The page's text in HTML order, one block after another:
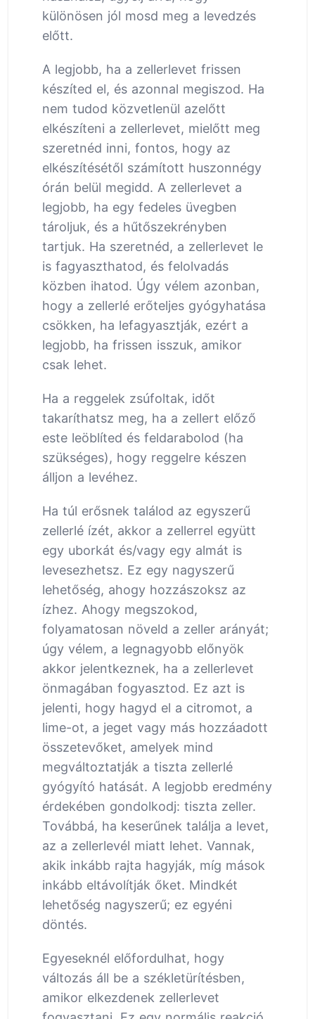
különösen jól mosd meg a levedzés
előtt.
A legjobb, ha a zellerlevet frissen
készíted el, és azonnal megiszod. Ha
nem tudod közvetlenül azelőtt
elkészíteni a zellerlevet, mielőtt meg
szeretnéd inni, fontos, hogy az
elkészítésétől számított huszonnégy
órán belül megidd. A zellerlevet a
legjobb, ha egy fedeles üvegben
tároljuk, és a hűtőszekrényben
tartjuk. Ha szeretnéd, a zellerlevet le
is fagyaszthatod, és felolvadás
közben ihatod. Úgy vélem azonban,
hogy a zellerlé erőteljes gyógyhatása
csökken, ha lefagyasztják, ezért a
legjobb, ha frissen isszuk, amikor
csak lehet.
Ha a reggelek zsúfoltak, időt
takaríthatsz meg, ha a zellert előző
este leöblíted és feldarabolod (ha
szükséges), hogy reggelre készen
álljon a levéhez.
Ha túl erősnek találod az egyszerű
zellerlé ízét, akkor a zellerrel együtt
egy uborkát és/vagy egy almát is
levesezhetsz. Ez egy nagyszerű
lehetőség, ahogy hozzászoksz az
ízhez. Ahogy megszokod,
folyamatosan növeld a zeller arányát;
úgy vélem, a legnagyobb előnyök
akkor jelentkeznek, ha a zellerlevet
önmagában fogyasztod. Ez azt is
jelenti, hogy hagyd el a citromot, a
lime-ot, a jeget vagy más hozzáadott
összetevőket, amelyek mind
megváltoztatják a tiszta zellerlé
gyógyító hatását. A legjobb eredmény
érdekében gondolkodj: tiszta zeller.
Továbbá, ha keserűnek találja a levet,
az a zellerlevél miatt lehet. Vannak,
akik inkább rajta hagyják, míg mások
inkább eltávolítják őket. Mindkét
lehetőség nagyszerű; ez egyéni
döntés.
Egyeseknél előfordulhat, hogy
változás áll be a székletürítésben,
amikor elkezdenek zellerlevet